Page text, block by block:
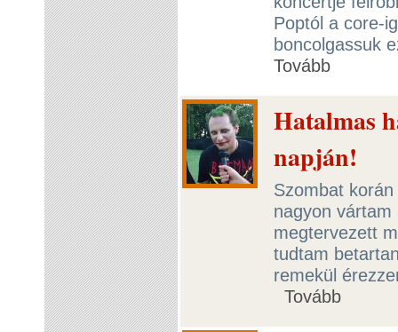
Poptól a core-
boncolgassuk
Tovább
Hatalmas
napján!
Szombat
nagyon
megtervezett
tudtam
remekül
Tovább